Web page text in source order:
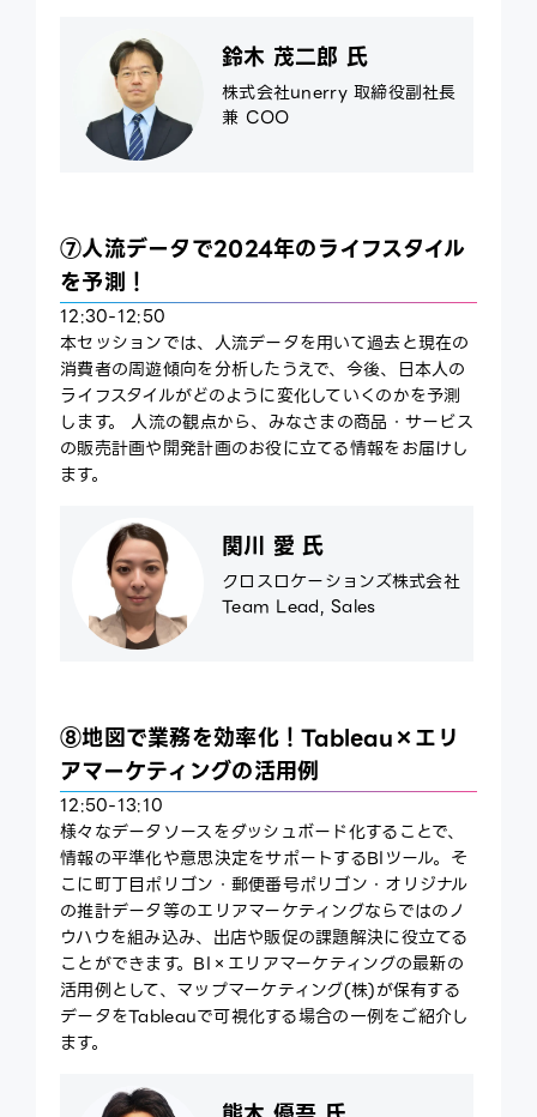
鈴木 茂二郎 氏
株式会社unerry 取締役副社長
兼 COO
⑦人流データで2024年のライフスタイル
を予測！
12:30-12:50
本セッションでは、人流データを用いて過去と現在の
消費者の周遊傾向を分析したうえで、今後、日本人の
ライフスタイルがどのように変化していくのかを予測
します。 人流の観点から、みなさまの商品・サービス
の販売計画や開発計画のお役に立てる情報をお届けし
ます。
関川 愛 氏
クロスロケーションズ株式会社
Team Lead, Sales
⑧地図で業務を効率化！Tableau×エリ
アマーケティングの活用例
12:50-13:10
様々なデータソースをダッシュボード化することで、
情報の平準化や意思決定をサポートするBIツール。そ
こに町丁目ポリゴン・郵便番号ポリゴン・オリジナル
の推計データ等のエリアマーケティングならではのノ
ウハウを組み込み、出店や販促の課題解決に役立てる
ことができます。BI×エリアマーケティングの最新の
活用例として、マップマーケティング(株)が保有する
データをTableauで可視化する場合の一例をご紹介し
ます。